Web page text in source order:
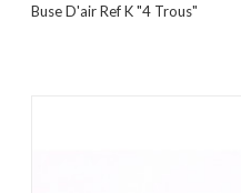
Buse D'air Ref K "4 Trous"